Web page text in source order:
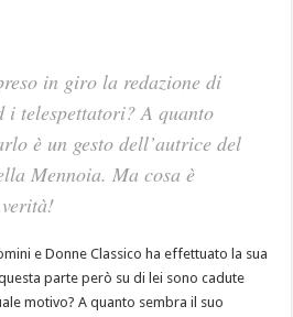
in giro la redazione di
i telespettatori? A quanto
è un gesto dell’autrice del
Mennoia. Ma cosa è
e Donne Classico ha effettuato la sua
parte però su di lei sono cadute
motivo? A quanto sembra il suo